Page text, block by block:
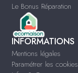
Le Bonus Réparation
INFORMATIONS
Mentions légales
Paramétrer les cookies